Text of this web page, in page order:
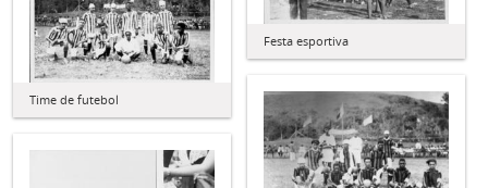
Festa esportiva
Time de futebol